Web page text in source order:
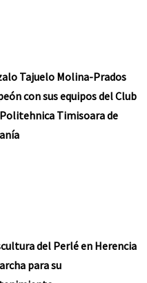
Tajuelo Molina-Prados
con sus equipos del Club
Politehnica Timisoara de
del Perlé en Herencia
para su